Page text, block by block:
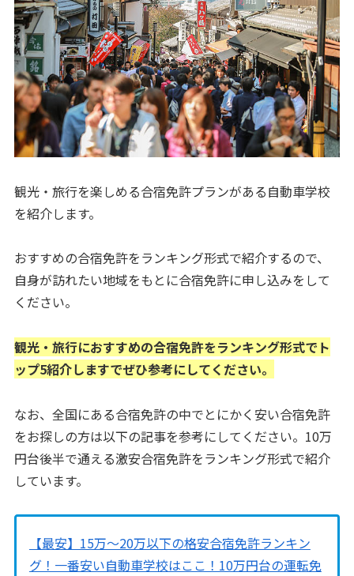
観光・旅行を楽しめる合宿免許プランがある自動車学校
を紹介します。
おすすめの合宿免許をランキング形式で紹介するので、
自身が訪れたい地域をもとに合宿免許に申し込みをして
ください。
観光・旅行におすすめの合宿免許をランキング形式でト
ップ5紹介しますでぜひ参考にしてください。
なお、全国にある合宿免許の中でとにかく安い合宿免許
をお探しの方は以下の記事を参考にしてください。10万
円台後半で通える激安合宿免許をランキング形式で紹介
しています。
【最安】15万〜20万以下の格安合宿免許ランキン
グ！一番安い自動車学校はここ！10万円台の運転免